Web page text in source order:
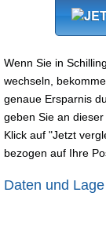
Wenn Sie in
wechseln,
genaue Ersparnis
geben Sie an
Klick auf "Jetzt
bezogen auf Ihre
Daten und